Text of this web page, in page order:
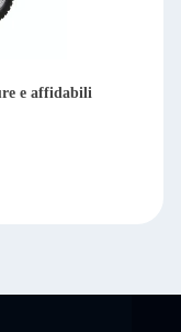
e affidabili